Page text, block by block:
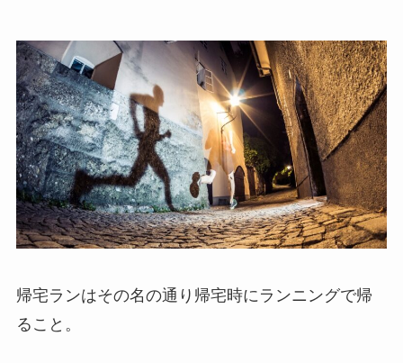
帰宅ランはその名の通り帰宅時にランニングで帰
ること。